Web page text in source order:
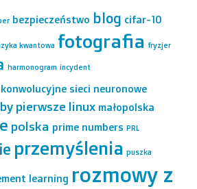
bezpieczeństwo blog cifar-10
kwantowa fotografia fryzjer
harmonogram incydent
konwolucyjne sieci neuronowe
pierwsze linux małopolska
polska prime numbers PRL
przemyślenia puszka
learning rozmowy z